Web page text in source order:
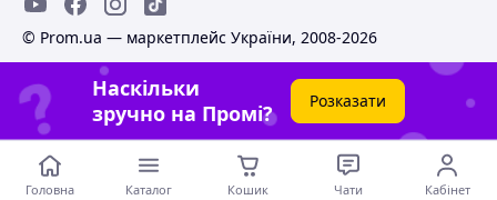
© Prom.ua — маркетплейс України, 2008-2026
Наскільки
зручно на Промі?
Розказати
Головна Каталог Кошик Чати Кабінет